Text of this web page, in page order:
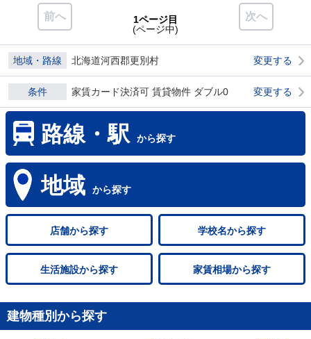
前へ 次へ
1ページ目
(ページ中)
地域・路線 北海道河西郡更別村 変更する
条件 家賃カード決済可 賃貸物件 ダブル0 変更する
路線・駅 から探す
地域 から探す
店舗から探す 学校名から探す
生活施設から探す 家賃相場から探す
建物種別から探す